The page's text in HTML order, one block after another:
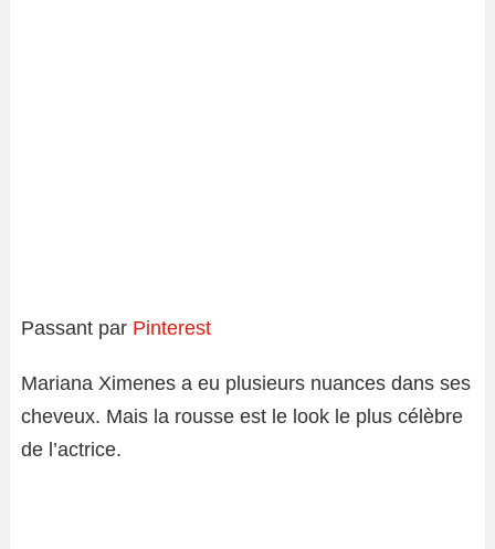
Passant par Pinterest
Mariana Ximenes a eu plusieurs nuances dans ses
cheveux. Mais la rousse est le look le plus célèbre
de l’actrice.